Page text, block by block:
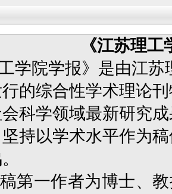
《江苏理
工学院学报》是由江
的综合性学术理论
科学领域最新研究
持以学术水平作为
第一作者为博士、